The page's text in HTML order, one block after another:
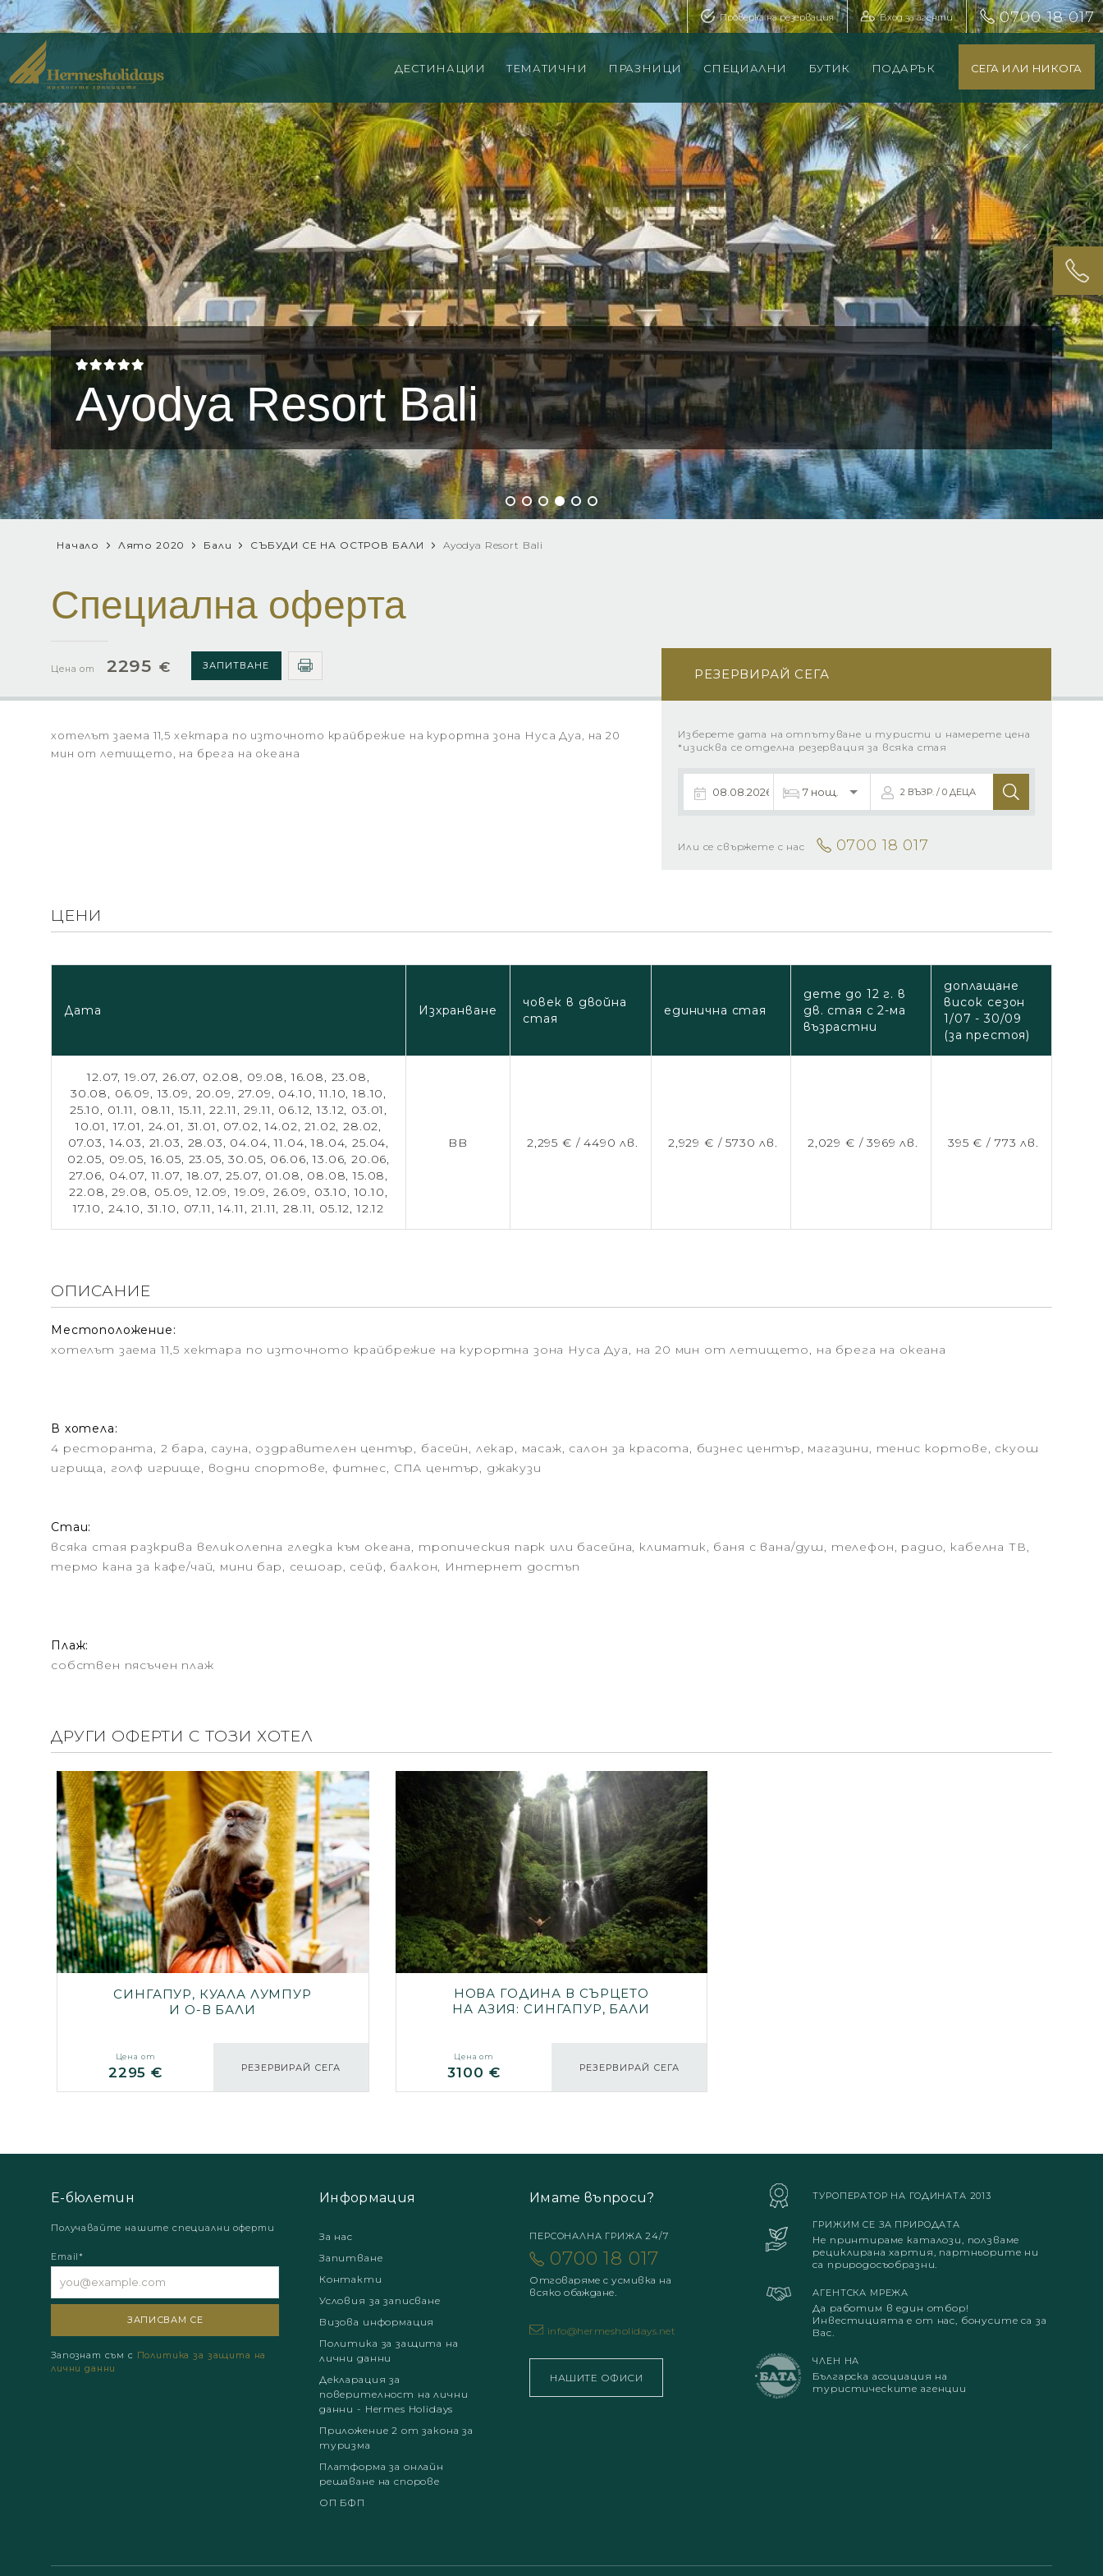
0700 18 017
Вход за агенти
Проверка на резервация
СЕГА ИЛИ НИКОГА
ДЕСТИНАЦИИ ТЕМАТИЧНИ ПРАЗНИЦИ СПЕЦИАЛНИ БУТИК ПОДАРЪК
Ayodya Resort Bali
Начало Лято 2020 Бали СЪБУДИ СЕ НА ОСТРОВ БАЛИ Ayodya Resort Bali
Специална оферта
Цена от 2295 € ЗАПИТВАНЕ
хотелът заема 11,5 хектара по източното крайбрежие на курортна зона Нуса Дуа, на 20
мин от летището, на брега на океана
РЕЗЕРВИРАЙ СЕГА
Изберете дата на отпътуване и туристи и намерете цена
*изисква се отделна резервация за всяка стая
2 ВЪЗР. / 0 ДЕЦА
Или се свържете с нас 0700 18 017
ЦЕНИ
Дата Изхранване
човек в двойна
стая
единична стая
дете до 12 г. в
дв. стая с 2-ма
възрастни
доплащане
висок сезон
1/07 - 30/09
(за престоя)
12.07,19.07,26.07, 02.08, 09.08,16.08, 23.08,
30.08, 06.09,13.09, 20.09,27.09, 04.10,11.10,18.10,
25.10, 01.11, 08.11,15.11,22.11,29.11, 06.12,13.12, 03.01,
10.01,17.01, 24.01, 31.01, 07.02,14.02,21.02,28.02,
07.03,14.03, 21.03, 28.03, 04.04,11.04,18.04,25.04,
02.05, 09.05,16.05, 23.05,30.05, 06.06,13.06,20.06,
27.06, 04.07,11.07,18.07,25.07, 01.08, 08.08,15.08,
22.08,29.08, 05.09,12.09,19.09, 26.09, 03.10,10.10,
17.10, 24.10, 31.10, 07.11,14.11,21.11,28.11, 05.12,12.12
BB 2,295 € /4490 лв. 2,929 € /5730 лв. 2,029 € /3969 лв. 395 € / 773 лв.
ОПИСАНИЕ
Местоположение:
хотелът заема 11,5 хектара по източното крайбрежие на курортна зона Нуса Дуа, на 20 мин от летището, на брега на океана
В хотела:
4 ресторанта, 2 бара, сауна, оздравителен център, басейн, лекар, масаж, салон за красота, бизнес център, магазини, тенис кортове, скуош
игрища, голф игрище, водни спортове, фитнес, СПА център, джакузи
Стаи:
всяка стая разкрива великолепна гледка към океана, тропическия парк или басейна, климатик, баня с вана/душ, телефон, радио, кабелна ТВ,
термо кана за кафе/чай, мини бар, сешоар, сейф, балкон, Интернет достъп
Плаж:
собствен пясъчен плаж
ДРУГИ ОФЕРТИ С ТОЗИ ХОТЕЛ
СИНГАПУР, КУАЛА ЛУМПУР
И О-В БАЛИ
Цена от
2295 € РЕЗЕРВИРАЙ СЕГА
НОВА ГОДИНА В СЪРЦЕТО
НА АЗИЯ: СИНГАПУР, БАЛИ
Цена от
3100 € РЕЗЕРВИРАЙ СЕГА
Е-бюлетин
Получавайте нашите специални оферти
Email*
Запознат съм с Политика за защита на
лични данни
Информация
За нас
Запитване
Контакти
Условия за записване
Визова информация
Политика за защита на
лични данни
Декларация за
поверителност на лични
данни - Hermes Holidays
Приложение 2 от закона за
туризма
Платформа за онлайн
решаване на спорове
ОП БФП
Имате въпроси?
ПЕРСОНАЛНА ГРИЖА 24/7
0700 18 017
Отговаряме с усмивка на
всяко обаждане.
info@hermesholidays.net
НАШИТЕ ОФИСИ
ТУРОПЕРАТОР НА ГОДИНАТА 2013
ГРИЖИМ СЕ ЗА ПРИРОДАТА
Не принтираме каталози, ползваме
рециклирана хартия, партньорите ни
са природосъобразни.
АГЕНТСКА МРЕЖА
Да работим в един отбор!
Инвестицията е от нас, бонусите са за
Вас.
ЧЛЕН НА
Българска асоциация на
туристическите агенции